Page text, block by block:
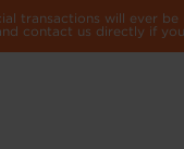
transactions will ever
contact us directly if